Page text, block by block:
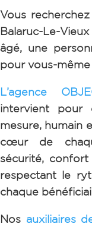
Vous
Balaruc-Le-
âgé, une
pour vous-même
L’agence
intervient pour
mesure, humain
cœur de
sécurité,
respectant le
chaque
Nos auxiliaires